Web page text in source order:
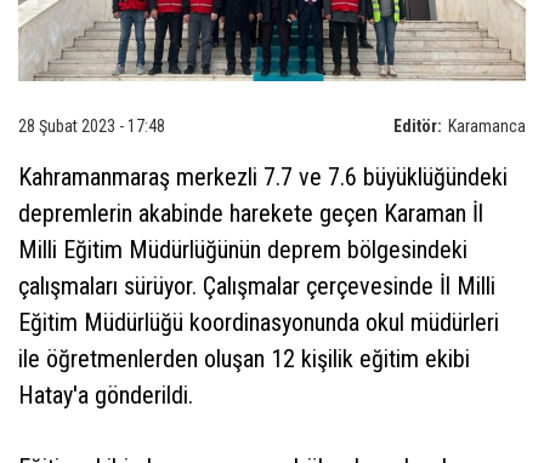
Editör: Karamanca
28 Şubat 2023 - 17:48
Kahramanmaraş merkezli 7.7 ve 7.6 büyüklüğündeki
depremlerin akabinde harekete geçen Karaman İl
Milli Eğitim Müdürlüğünün deprem bölgesindeki
çalışmaları sürüyor. Çalışmalar çerçevesinde İl Milli
Eğitim Müdürlüğü koordinasyonunda okul müdürleri
ile öğretmenlerden oluşan 12 kişilik eğitim ekibi
Hatay'a gönderildi.